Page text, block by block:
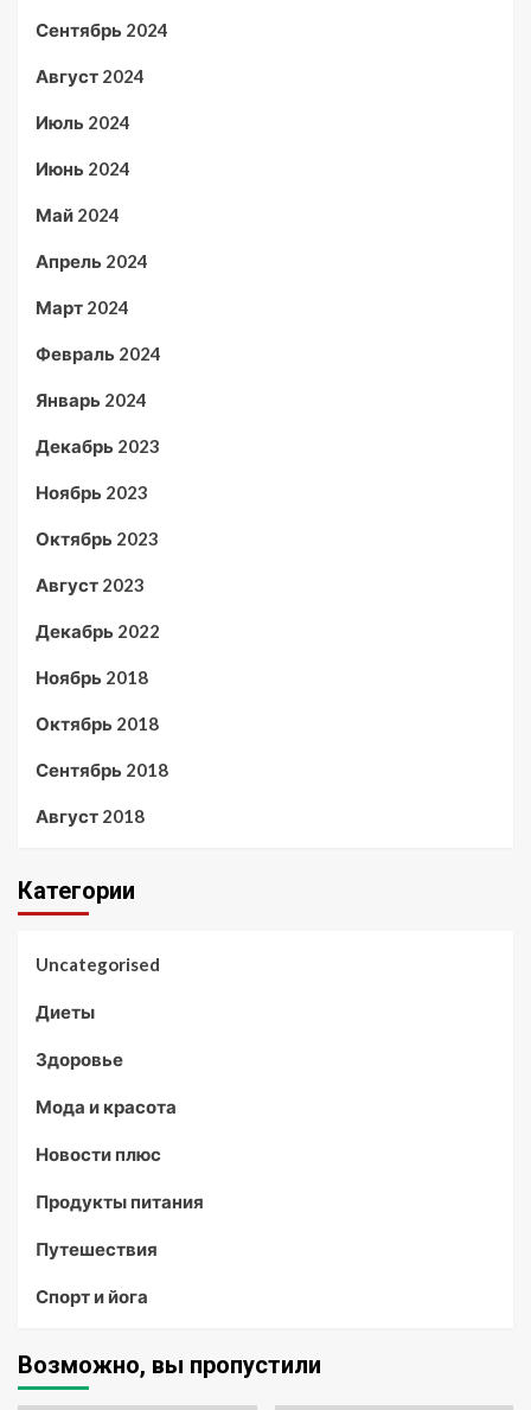
Сентябрь 2024
Август 2024
Июль 2024
Июнь 2024
Май 2024
Апрель 2024
Март 2024
Февраль 2024
Январь 2024
Декабрь 2023
Ноябрь 2023
Октябрь 2023
Август 2023
Декабрь 2022
Ноябрь 2018
Октябрь 2018
Сентябрь 2018
Август 2018
Категории
Uncategorised
Диеты
Здоровье
Мода и красота
Новости плюс
Продукты питания
Путешествия
Спорт и йога
Возможно, вы пропустили